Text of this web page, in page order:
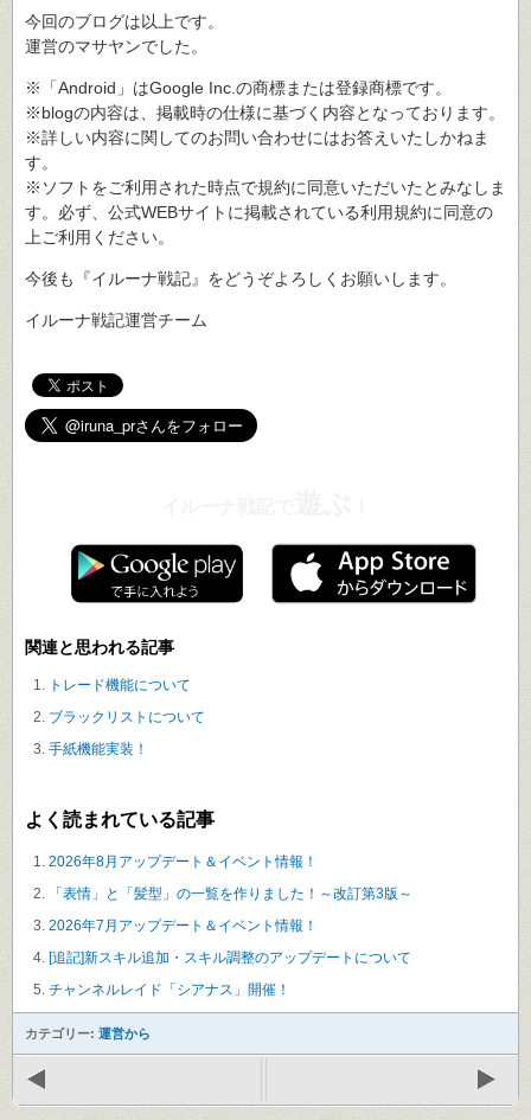
今回のブログは以上です。
運営のマサヤンでした。
※「Android」はGoogle Inc.の商標または登録商標です。
※blogの内容は、掲載時の仕様に基づく内容となっております。
※詳しい内容に関してのお問い合わせにはお答えいたしかねま
す。
※ソフトをご利用された時点で規約に同意いただいたとみなしま
す。必ず、公式WEBサイトに掲載されている利用規約に同意の
上ご利用ください。
今後も『イルーナ戦記』をどうぞよろしくお願いします。
イルーナ戦記運営チーム
関連と思われる記事
トレード機能について
ブラックリストについて
手紙機能実装！
よく読まれている記事
2026年8月アップデート＆イベント情報！
「表情」と「髪型」の一覧を作りました！～改訂第3版～
2026年7月アップデート＆イベント情報！
[追記]新スキル追加・スキル調整のアップデートについて
チャンネルレイド「シアナス」開催！
カテゴリー: 運営から